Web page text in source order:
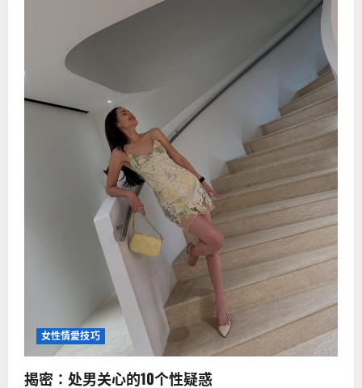
女性情愛技巧
揭密：处男关心的10个性疑惑